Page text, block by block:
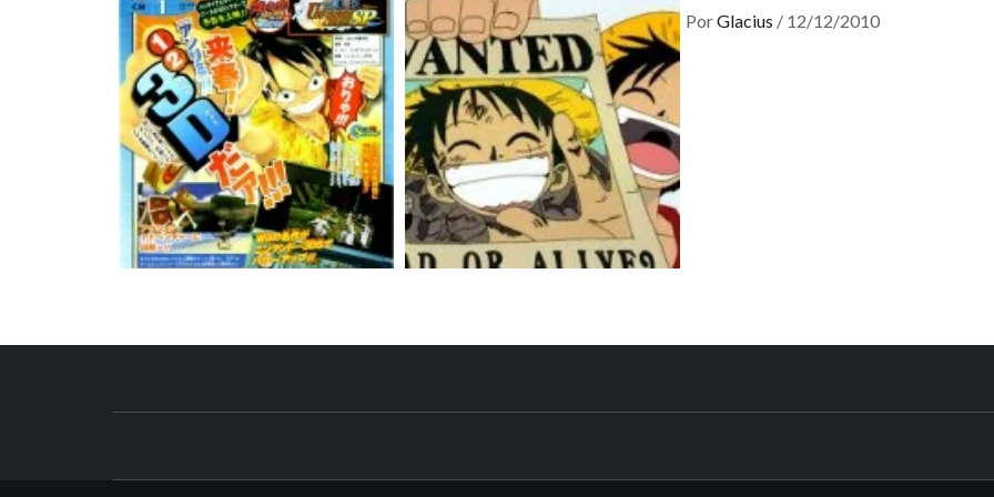
PorGlacius / 12/12/2010